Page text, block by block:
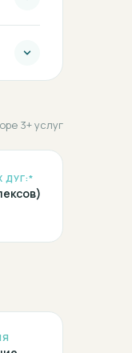
3+ услуг
ДУГ:*